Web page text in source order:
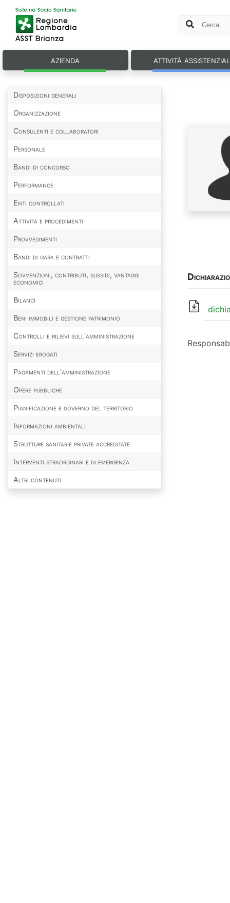
azienda attività
Disposizioni generali
Organizzazione
Consulenti e collaboratori
Personale
Bandi di concorso
Performance
Enti controllati
Attività e procedimenti
Provvedimenti
Bandi di gara e contratti
Sovvenzioni, contributi, sussidi, vantaggi
economici
Bilanci
Beni immobili e gestione patrimonio
Controlli e rilievi sull'amministrazione
Servizi erogati
Pagamenti dell'amministrazione
Opere pubbliche
Pianificazione e governo del territorio
Informazioni ambientali
Strutture sanitarie private accreditate
Interventi straordinari e di emergenza
Altri contenuti